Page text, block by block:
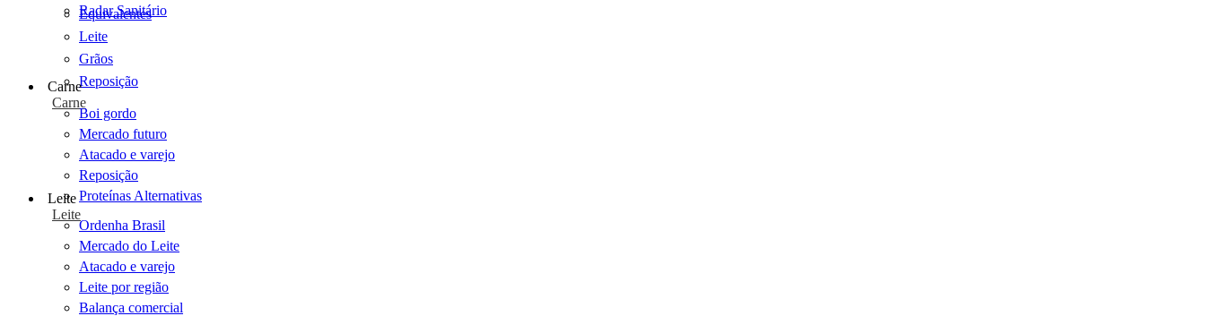
Radar Sanitário
Equivalentes
Leite
Grãos
Reposição
Carne
Carne
Boi gordo
Mercado futuro
Atacado e varejo
Reposição
Proteínas Alternativas
Leite
Leite
Ordenha Brasil
Mercado do Leite
Atacado e varejo
Leite por região
Balança comercial